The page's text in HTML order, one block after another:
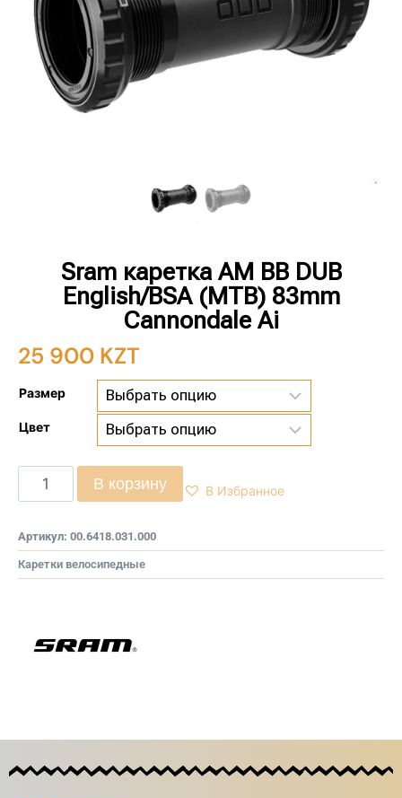
Sram каретка AM BB DUB
English/BSA (MTB) 83mm
Cannondale Ai
25 900 KZT
Размер
Цвет
В корзину В Избранное
Артикул: 00.6418.031.000
Каретки велосипедные